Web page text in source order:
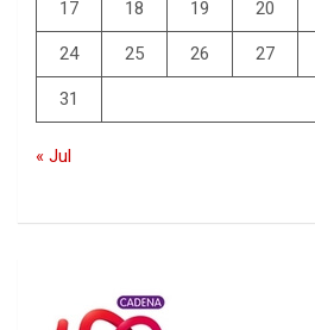
17 18 19 20
24 25 26 27
31
« Jul